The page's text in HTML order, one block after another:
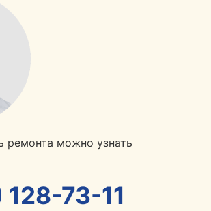
ремонта можно узнать
73-11